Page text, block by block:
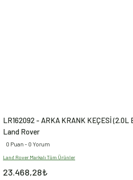
LR162092 - ARKA KRANK KEÇESİ (2.0L
Land Rover
0 Puan - 0 Yorum
Land Rover Markalı Tüm Ürünler
23.468,28₺